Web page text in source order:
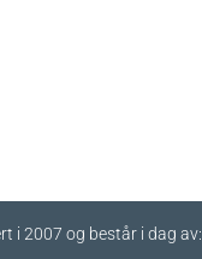
i 2007 og består i dag av: